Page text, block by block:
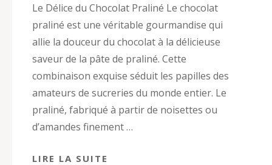
Le Délice du Chocolat Praliné Le chocolat
praliné est une véritable gourmandise qui
allie la douceur du chocolat à la délicieuse
saveur de la pâte de praliné. Cette
combinaison exquise séduit les papilles des
amateurs de sucreries du monde entier. Le
praliné, fabriqué à partir de noisettes ou
d’amandes finement …
LIRE LA SUITE